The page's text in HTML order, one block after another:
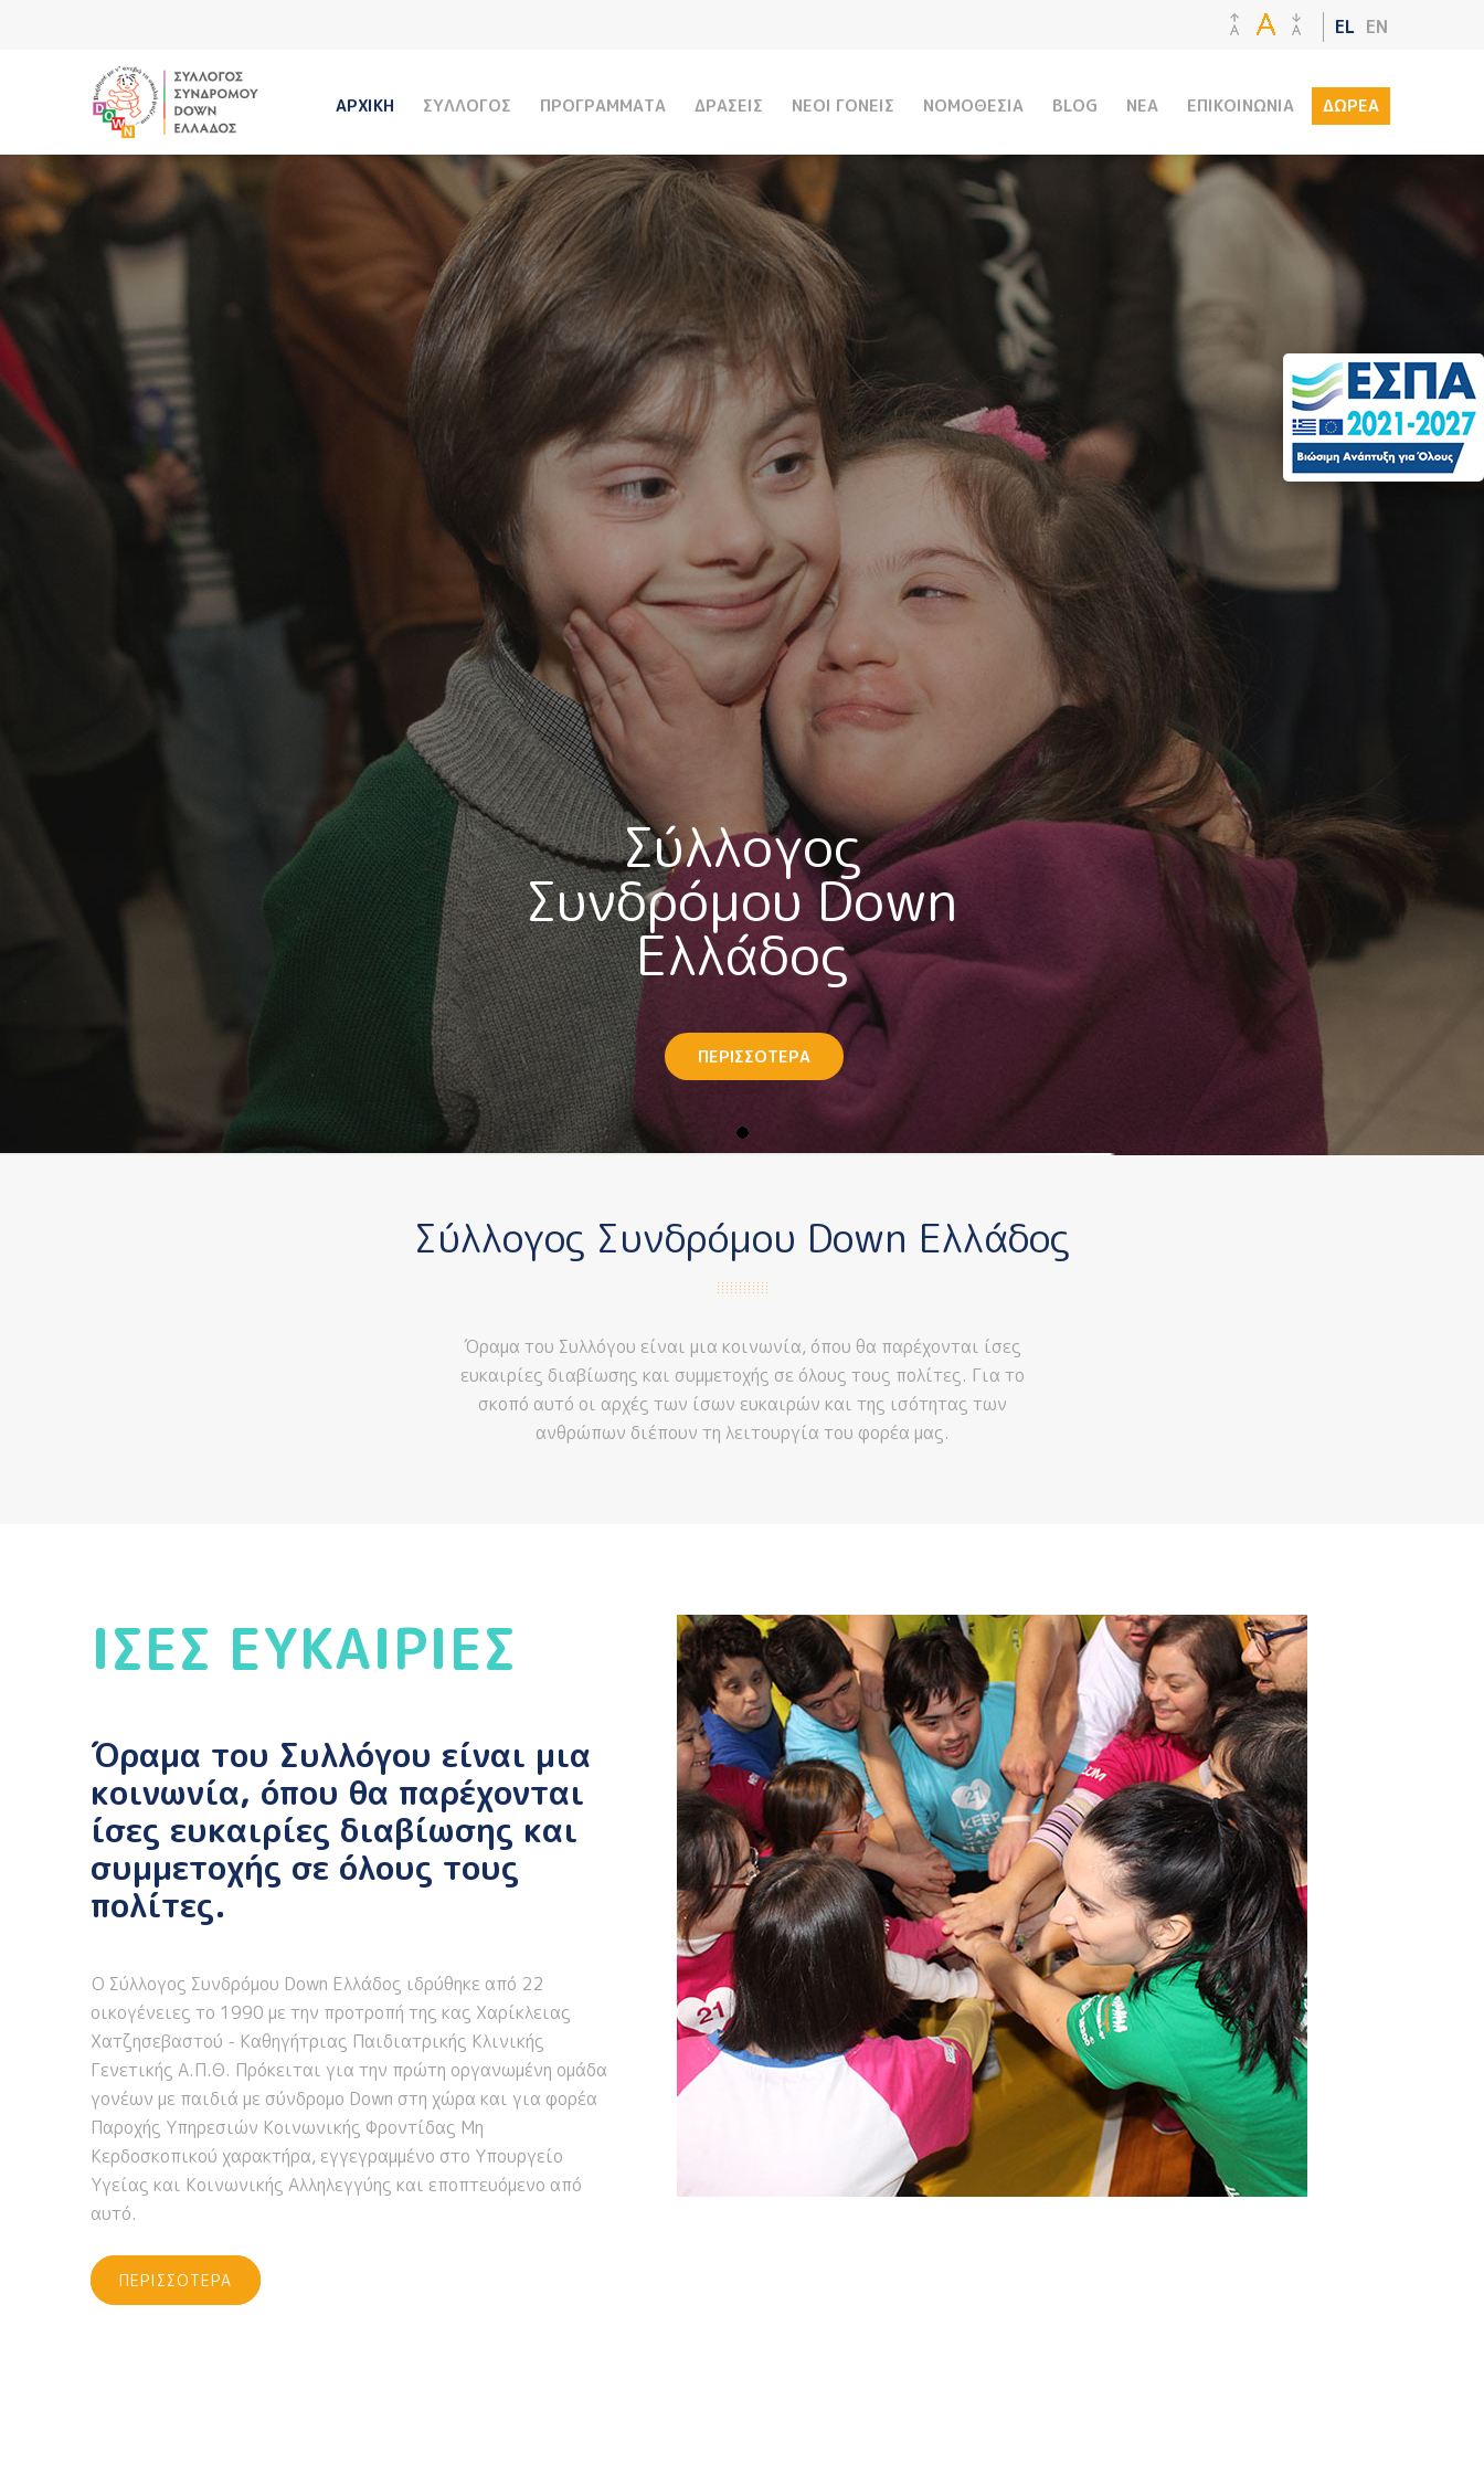
EL EN
ΑΡΧΙΚΗ ΣΥΛΛΟΓΟΣ ΠΡΟΓΡΑΜΜΑΤΑ ΔΡΑΣΕΙΣ ΝΕΟΙ ΓΟΝΕΙΣ ΝΟΜΟΘΕΣΙΑ BLOG ΝΕΑ ΕΠΙΚΟΙΝΩΝΙΑ ΔΩΡΕΑ
Σύλλογος
Συνδρόμου Down
Ελλάδος
ΠΕΡΙΣΣΟΤΕΡΑ
Σύλλογος Συνδρόμου Down Ελλάδος
Όραμα του Συλλόγου είναι μια κοινωνία, όπου θα παρέχονται ίσες
ευκαιρίες διαβίωσης και συμμετοχής σε όλους τους πολίτες. Για το
σκοπό αυτό οι αρχές των ίσων ευκαιρών και της ισότητας των
ανθρώπων διέπουν τη λειτουργία του φορέα μας.
ΙΣΕΣ ΕΥΚΑΙΡΙΕΣ
Όραμα του Συλλόγου είναι μια
κοινωνία, όπου θα παρέχονται
ίσες ευκαιρίες διαβίωσης και
συμμετοχής σε όλους τους
πολίτες.
Ο Σύλλογος Συνδρόμου Down Ελλάδος ιδρύθηκε από 22
οικογένειες το 1990 με την προτροπή της κας Χαρίκλειας
Χατζησεβαστού - Καθηγήτριας Παιδιατρικής Κλινικής
Γενετικής Α.Π.Θ. Πρόκειται για την πρώτη οργανωμένη ομάδα
γονέων με παιδιά με σύνδρομο Down στη χώρα και για φορέα
Παροχής Υπηρεσιών Κοινωνικής Φροντίδας Μη
Κερδοσκοπικού χαρακτήρα, εγγεγραμμένο στο Υπουργείο
Υγείας και Κοινωνικής Αλληλεγγύης και εποπτευόμενο από
αυτό.
ΠΕΡΙΣΣΟΤΕΡΑ